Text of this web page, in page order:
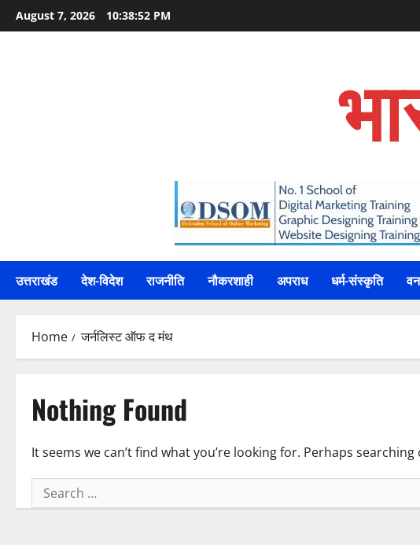
Skip
to
August 7, 2026 10:38:53 PM
उत्तराखंड देश-विदेश राजनीति नौकरशाही अपराध धर्म-संस्कृति
Home जर्नलिस्ट ऑफ द मंथ
Nothing Found
It seems we can’t find what you’re looking for. Perhaps searching
Search
for: